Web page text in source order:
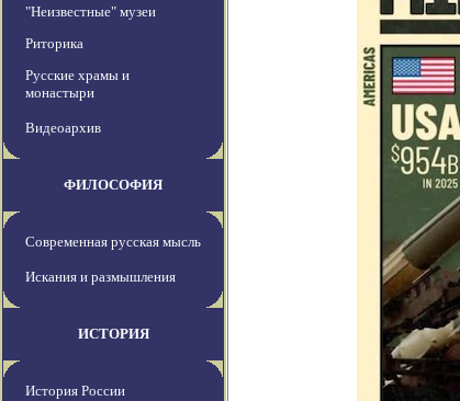
"Неизвестные" музеи
Риторика
Русские храмы и
монастыри
Видеоархив
ФИЛОСОФИЯ
Современная русская мысль
Искания и размышления
ИСТОРИЯ
История России